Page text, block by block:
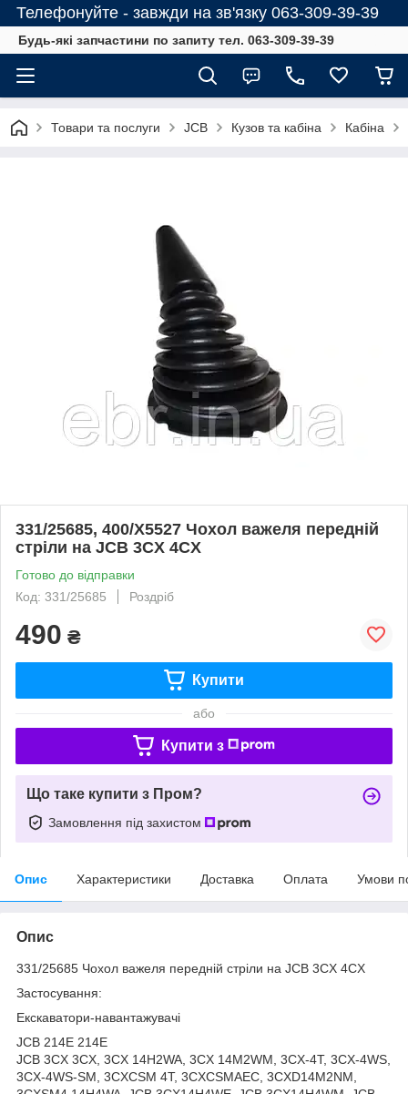
Телефонуйте - завжди на зв'язку 063-309-39-39
Будь-які запчастини по запиту тел. 063-309-39-39
Товари та послуги JCB Кузов та кабіна Кабіна
331/25685, 400/X5527 Чохол важеля передній
стріли на JCB 3CX 4CX
Готово до відправки
Код: 331/25685
Роздріб
490 ₴
Купити
або
Купити з
Що таке купити з Пром?
Замовлення під захистом
Опис Характеристики Доставка Оплата Умови
Опис
331/25685 Чохол важеля передній стріли на JCB 3CX 4CX
Застосування:
Екскаватори-навантажувачі
JCB 214E 214E
JCB 3CX 3CX, 3CX 14H2WA, 3CX 14M2WM, 3CX-4T, 3CX-4WS,
3CX-4WS-SM, 3CXCSM 4T, 3CXCSMAEC, 3CXD14M2NM,